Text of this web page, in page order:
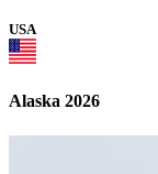
USA
Alaska 2026